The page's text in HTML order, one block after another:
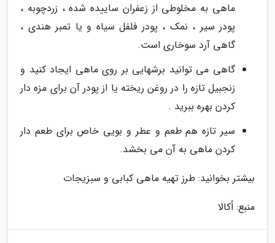
ماهی به مخلوطی از زعفران ساییده شده ، زردچوبه ،
پودر سیر ، نمک ، پودر فلفل سیاه و یا تمبر هندی ،
گاهی آرد سوخاری است.
گاهی می توانید برشهایی بر روی ماهی ایجاد کنید و
زنجبیل تازه را در روغن ریخته یا از پودر آن برای مزه دار
کردن بهره ببرید .
سیر تازه هم طعم و عطر و بویی خاص برای طعم دار
کردن ماهی به آن می بخشد.
بیشتر بخوانید: طرز تهیه ماهی کبابی و سبزیجات
منبع: اُکالا